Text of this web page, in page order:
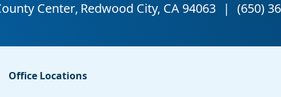
Office Locations